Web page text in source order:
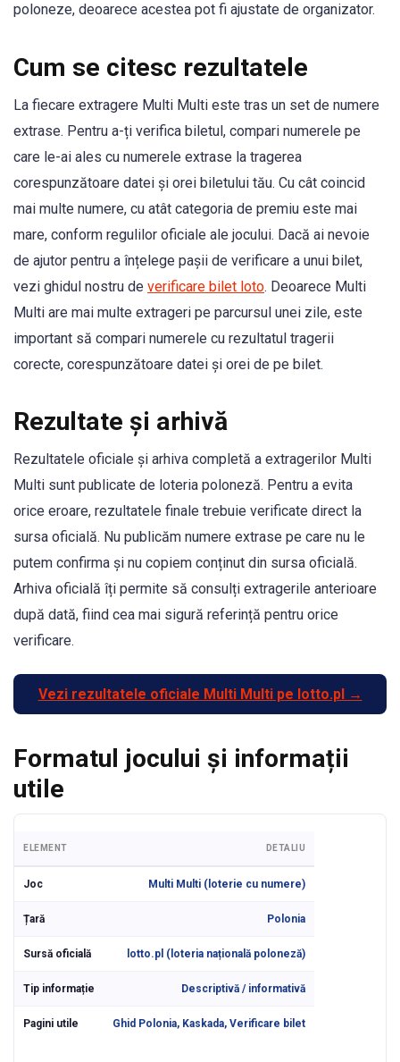
poloneze, deoarece acestea pot fi ajustate de organizator.
Cum se citesc rezultatele
La fiecare extragere Multi Multi este tras un set de numere
extrase. Pentru a-ți verifica biletul, compari numerele pe
care le-ai ales cu numerele extrase la tragerea
corespunzătoare datei și orei biletului tău. Cu cât coincid
mai multe numere, cu atât categoria de premiu este mai
mare, conform regulilor oficiale ale jocului. Dacă ai nevoie
de ajutor pentru a înțelege pașii de verificare a unui bilet,
vezi ghidul nostru de verificare bilet loto. Deoarece Multi
Multi are mai multe extrageri pe parcursul unei zile, este
important să compari numerele cu rezultatul tragerii
corecte, corespunzătoare datei și orei de pe bilet.
Rezultate și arhivă
Rezultatele oficiale și arhiva completă a extragerilor Multi
Multi sunt publicate de loteria poloneză. Pentru a evita
orice eroare, rezultatele finale trebuie verificate direct la
sursa oficială. Nu publicăm numere extrase pe care nu le
putem confirma și nu copiem conținut din sursa oficială.
Arhiva oficială îți permite să consulți extragerile anterioare
după dată, fiind cea mai sigură referință pentru orice
verificare.
Vezi rezultatele oficiale Multi Multi pe lotto.pl →
Formatul jocului și informații
utile
ELEMENT DETALIU
Joc Multi Multi (loterie cu numere)
Țară Polonia
Sursă oficială lotto.pl (loteria națională poloneză)
Tip informație Descriptivă / informativă
Pagini utile Ghid Polonia, Kaskada, Verificare bilet